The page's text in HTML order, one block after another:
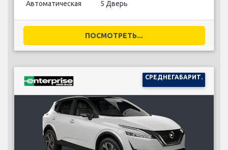
Автоматическая 5 Дверь
ПОСМОТРЕТЬ...
СРЕДНЕГАБАРИТ.